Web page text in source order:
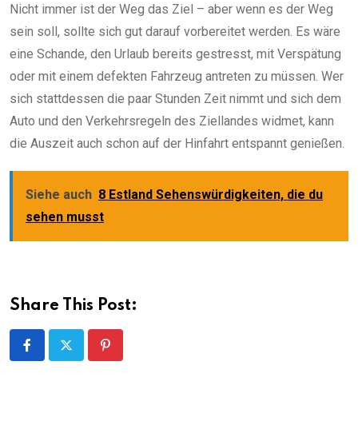
Nicht immer ist der Weg das Ziel – aber wenn es der Weg
sein soll, sollte sich gut darauf vorbereitet werden. Es wäre
eine Schande, den Urlaub bereits gestresst, mit Verspätung
oder mit einem defekten Fahrzeug antreten zu müssen. Wer
sich stattdessen die paar Stunden Zeit nimmt und sich dem
Auto und den Verkehrsregeln des Ziellandes widmet, kann
die Auszeit auch schon auf der Hinfahrt entspannt genießen.
Siehe auch 8 Estland Sehenswürdigkeiten, die du
sehen musst
Share This Post: